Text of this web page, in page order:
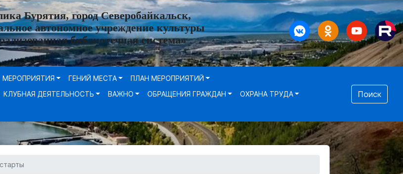
Бурятия, город Северобайкальск,
автономное учреждение культуры
библиотечная система»
МЕРОПРИЯТИЯ ГЕНИЙ МЕСТА
ПЛАН МЕРОПРИЯТИЙ
КЛУБНАЯ ДЕЯТЕЛЬНОСТЬ ВАЖНО ОБРАЩЕНИЯ ГРАЖДАН
ОХРАНА ТРУДА
Поиск